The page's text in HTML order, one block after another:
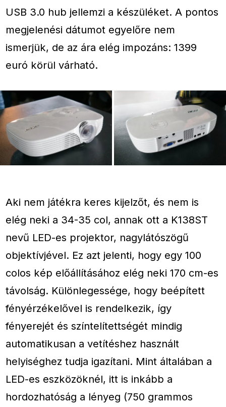
USB 3.0 hub jellemzi a készüléket. A pontos
megjelenési dátumot egyelőre nem
ismerjük, de az ára elég impozáns: 1399
euró körül várható.
Aki nem játékra keres kijelzőt, és nem is
elég neki a 34-35 col, annak ott a K138ST
nevű LED-es projektor, nagylátószögű
objektívjével. Ez azt jelenti, hogy egy 100
colos kép előállításához elég neki 170 cm-es
távolság. Különlegessége, hogy beépített
fényérzékelővel is rendelkezik, így
fényerejét és színtelítettségét mindig
automatikusan a vetítéshez használt
helyiséghez tudja igazítani. Mint általában a
LED-es eszközöknél, itt is inkább a
hordozhatóság a lényeg (750 grammos